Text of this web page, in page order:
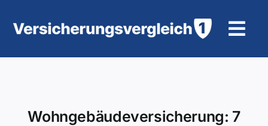
Inhalt
Wohngebäudeversicherung: 7